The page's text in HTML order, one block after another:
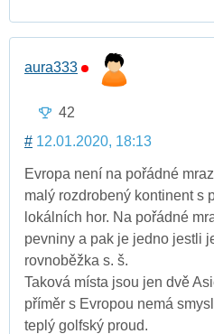
aura333
42
# 12.01.2020, 18:13
Evropa není na pořádné
malý rozdrobený kontinent s
lokálních hor. Na pořádné
pevniny a pak je jedno jestli
rovnoběžka s. š.
Taková místa jsou jen dvě
příměr s Evropou nemá
teplý golfský proud.